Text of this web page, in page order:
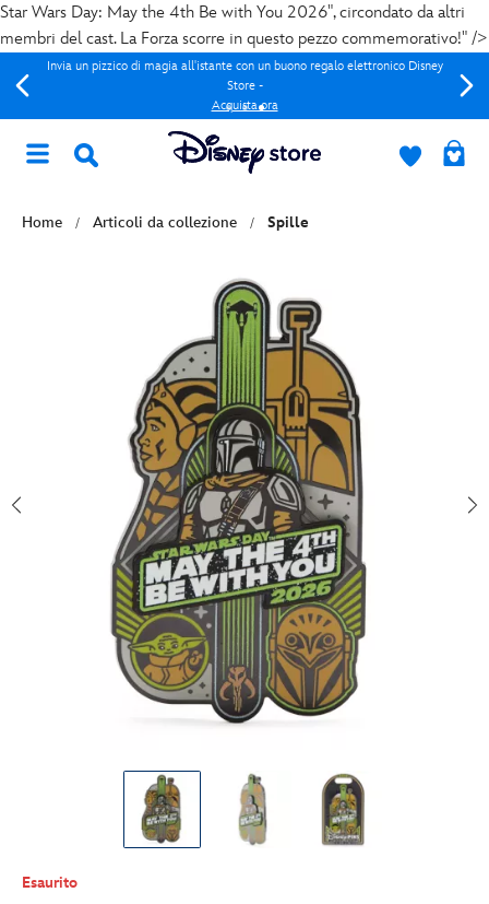
Star Wars Day: May the 4th Be with You 2026", circondato da altri
membri del cast. La Forza scorre in questo pezzo commemorativo!" />
Invia un pizzico di magia all'istante con un buono regalo elettronico Disney
Store -
Acquista ora
Home Articoli da collezione Spille
Esaurito